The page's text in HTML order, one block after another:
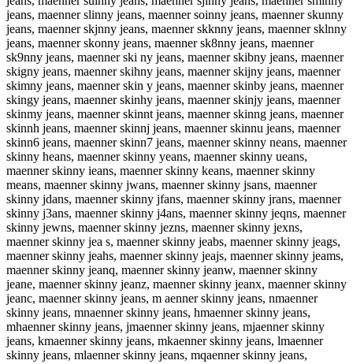
jeans, maenner slinny jeans, maenner soinny jeans, maenner skunny
jeans, maenner skjnny jeans, maenner skknny jeans, maenner sklnny
jeans, maenner skonny jeans, maenner sk8nny jeans, maenner
sk9nny jeans, maenner ski ny jeans, maenner skibny jeans, maenner
skigny jeans, maenner skihny jeans, maenner skijny jeans, maenner
skimny jeans, maenner skin y jeans, maenner skinby jeans, maenner
skingy jeans, maenner skinhy jeans, maenner skinjy jeans, maenner
skinmy jeans, maenner skinnt jeans, maenner skinng jeans, maenner
skinnh jeans, maenner skinnj jeans, maenner skinnu jeans, maenner
skinn6 jeans, maenner skinn7 jeans, maenner skinny neans, maenner
skinny heans, maenner skinny yeans, maenner skinny ueans,
maenner skinny ieans, maenner skinny keans, maenner skinny
means, maenner skinny jwans, maenner skinny jsans, maenner
skinny jdans, maenner skinny jfans, maenner skinny jrans, maenner
skinny j3ans, maenner skinny j4ans, maenner skinny jeqns, maenner
skinny jewns, maenner skinny jezns, maenner skinny jexns,
maenner skinny jea s, maenner skinny jeabs, maenner skinny jeags,
maenner skinny jeahs, maenner skinny jeajs, maenner skinny jeams,
maenner skinny jeanq, maenner skinny jeanw, maenner skinny
jeane, maenner skinny jeanz, maenner skinny jeanx, maenner skinny
jeanc, maenner skinny jeans, m aenner skinny jeans, nmaenner
skinny jeans, mnaenner skinny jeans, hmaenner skinny jeans,
mhaenner skinny jeans, jmaenner skinny jeans, mjaenner skinny
jeans, kmaenner skinny jeans, mkaenner skinny jeans, lmaenner
skinny jeans, mlaenner skinny jeans, mqaenner skinny jeans,